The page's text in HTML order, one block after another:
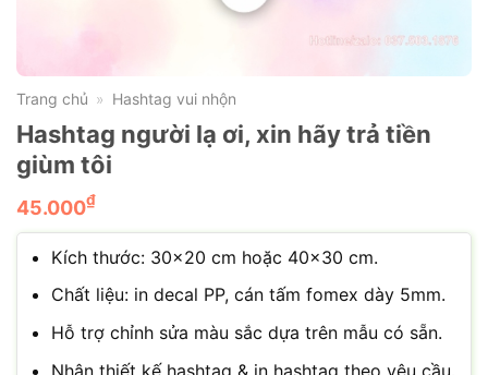
Trang chủ » Hashtag vui nhộn
Hashtag người lạ ơi, xin hãy trả tiền
giùm tôi
45.000₫
Kích thước: 30×20 cm hoặc 40×30 cm.
Chất liệu: in decal PP, cán tấm fomex dày 5mm.
Hỗ trợ chỉnh sửa màu sắc dựa trên mẫu có sẵn.
Nhận thiết kế hashtag & in hashtag theo yêu cầu.